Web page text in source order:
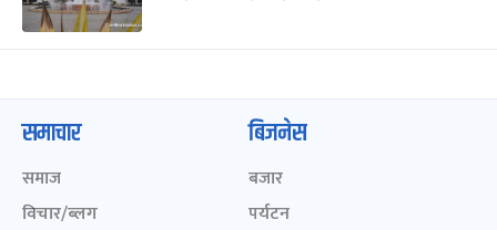
समाचार
समाज
विचार/ब्लग
बिजनेस
बजार
पर्यटन